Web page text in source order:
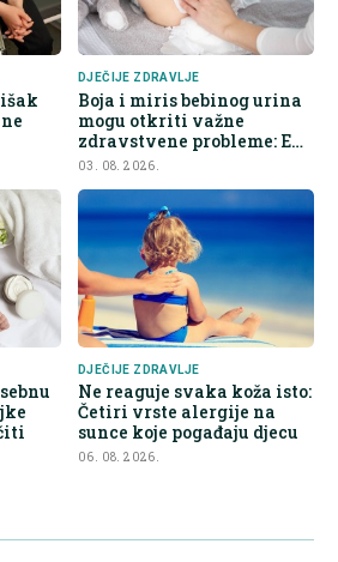
DJEČIJE ZDRAVLJE
Boja i miris bebinog urina
mogu otkriti važne
zdravstvene probleme: Evo
na šta roditelji trebaju obr
03. 08. 2026.
DJEČIJE ZDRAVLJE
Ne reaguje svaka koža isto:
Četiri vrste alergije na
sunce koje pogađaju djecu
06. 08. 2026.